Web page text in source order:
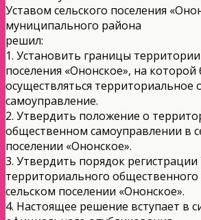
Уставом сельского поселения
муниципального района
решил:
1. Установить границы территории
поселения «Ононское», на которой
осуществляться территориальное
самоуправление.
2. Утвердить положение о
общественном самоуправлении в
поселении «Ононское».
3. Утвердить порядок регистрации
территориального
сельском поселении «Ононское».
4. Настоящее решение вступает в